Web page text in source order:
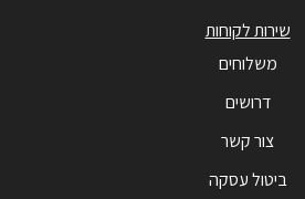
שירות לקוחות
משלוחים
דרושים
צור קשר
ביטול עסקה